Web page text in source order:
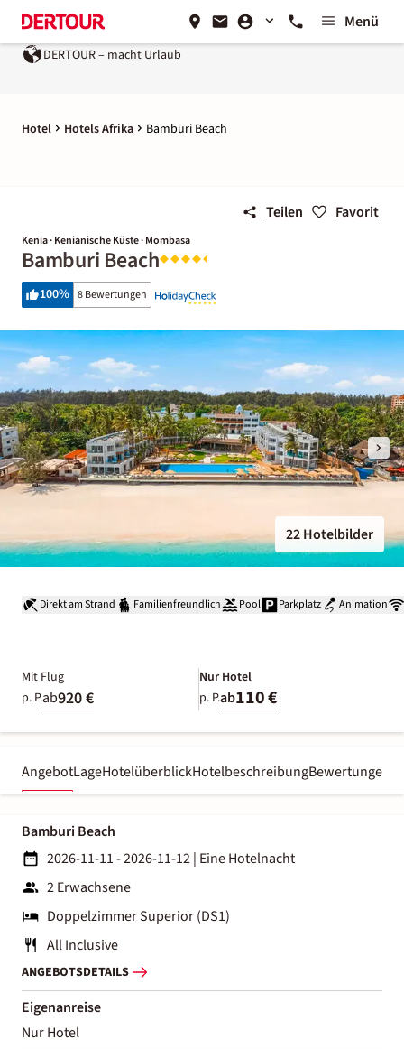
Menü
DERTOUR – macht Urlaub
Hotel Hotels Afrika Bamburi Beach
Teilen Favorit
Kenia · Kenianische Küste · Mombasa
Bamburi Beach
100% 8 Bewertungen
22 Hotelbilder
Direkt am Strand Familienfreundlich Pool Parkplatz Animation
Mit Flug
p. P.ab920 €
Nur Hotel
p. P.ab110 €
AngebotLageHotelüberblickHotelbeschreibungBewertungen
Bamburi Beach
2026-11-11 - 2026-11-12| Eine Hotelnacht
2 Erwachsene
Doppelzimmer Superior (DS1)
All Inclusive
ANGEBOTSDETAILS
Eigenanreise
Nur Hotel